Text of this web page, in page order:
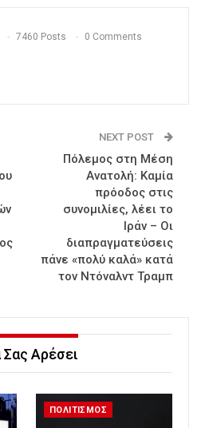
7460 Posts 0 Comments
NEXT POST
Πόλεμος στη Μέση
Ανατολή: Καμία
πρόοδος στις
συνομιλίες, λέει το
Ιράν – Οι
διαπραγματεύσεις
πάνε «πολύ καλά» κατά
τον Ντόναλντ Τραμπ
Αρέσει
ΠΟΛΙΤΙΣΜΟΣ